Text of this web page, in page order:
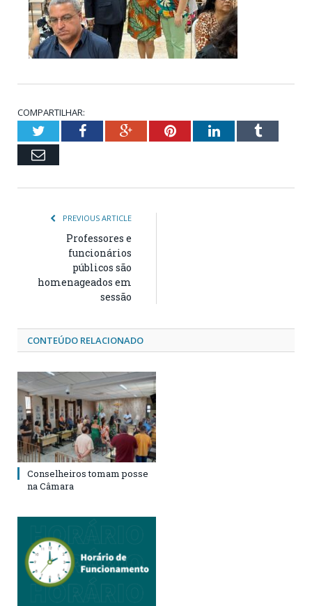
COMPARTILHAR:
TwitterFacebookGoogle+PinterestLinkedInTumblr
Email
PREVIOUS ARTICLE
Professores e
funcionários
públicos são
homenageados em
sessão
CONTEÚDO RELACIONADO
Conselheiros tomam posse
na Câmara